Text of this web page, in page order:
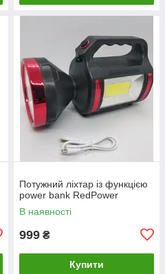
Потужний ліхтар із функцією
power bank RedPower
В наявності
999 ₴
Купити